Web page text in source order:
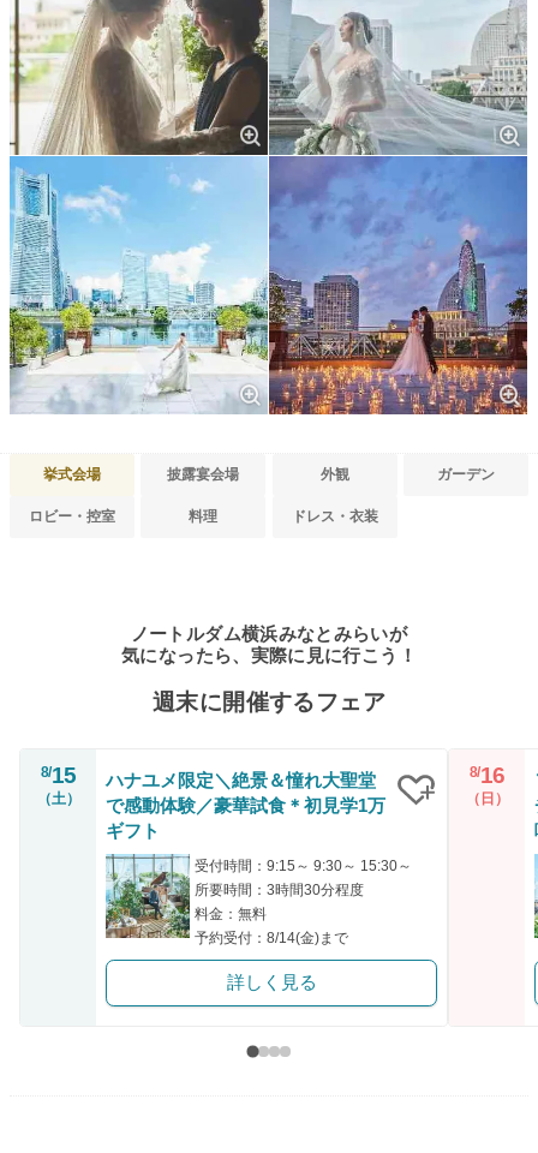
挙式会場 披露宴会場 外観 ガーデン
ロビー・控室 料理 ドレス・衣装
ノートルダム横浜みなとみらいが
気になったら、実際に見に行こう！
週末に開催するフェア
8/15
（土）
ハナユメ限定＼絶景＆憧れ大聖堂
で感動体験／豪華試食＊初見学1万
ギフト
受付時間：9:15～ 9:30～ 15:30～
所要時間：3時間30分程度
料金：無料
予約受付：8/14(金)まで
詳しく見る
8/16
（日）